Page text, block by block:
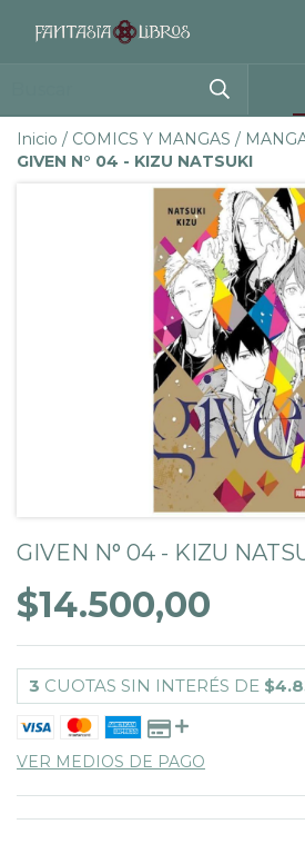
Inicio / COMICS Y MANGAS /
GIVEN N° 04 - KIZU NATSUKI
GIVEN N° 04 - KIZU
$14.500,00
3 CUOTAS SIN INTERÉS DE
VER MEDIOS DE PAGO